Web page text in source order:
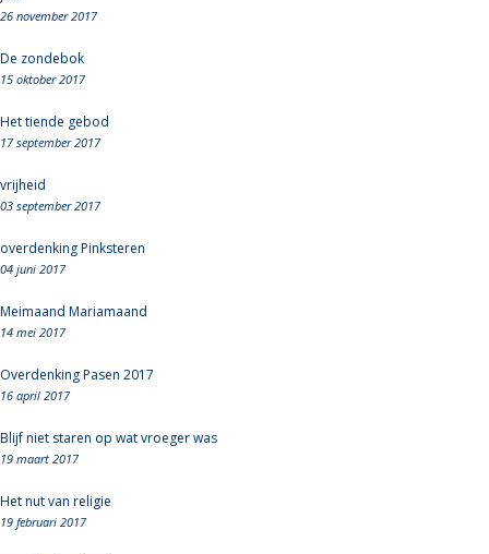
26 november 2017
De zondebok
15 oktober 2017
Het tiende gebod
17 september 2017
vrijheid
03 september 2017
overdenking Pinksteren
04 juni 2017
Meimaand Mariamaand
14 mei 2017
Overdenking Pasen 2017
16 april 2017
Blijf niet staren op wat vroeger was
19 maart 2017
Het nut van religie
19 februari 2017